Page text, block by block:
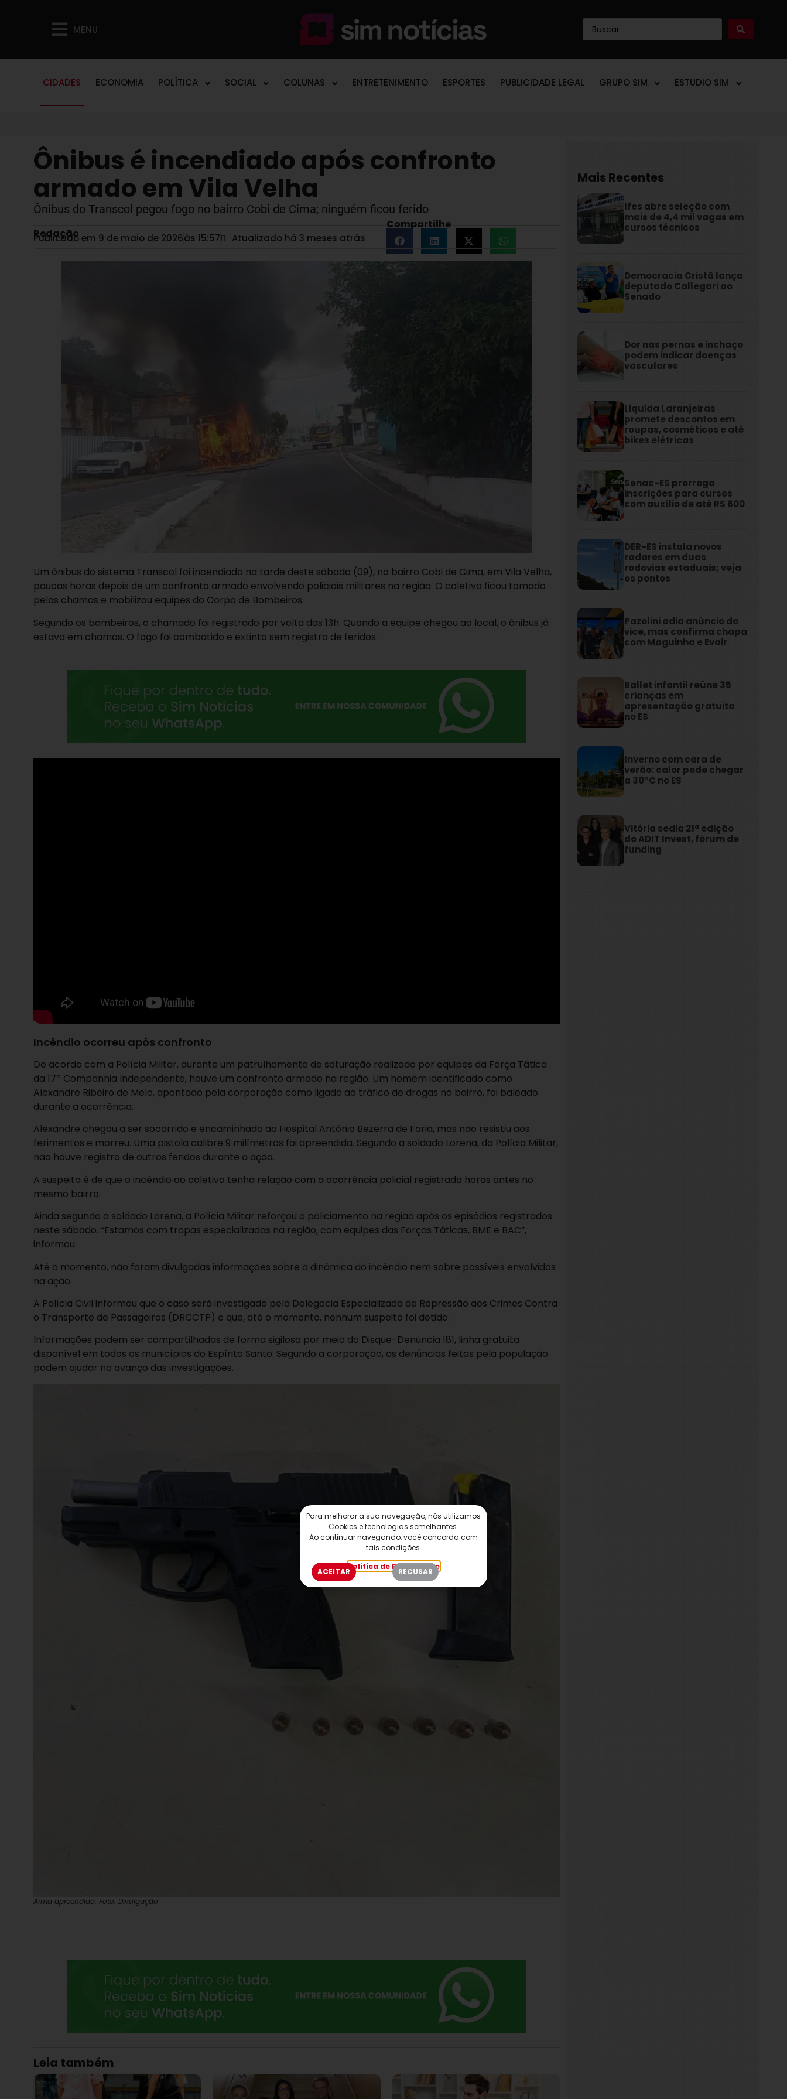
MENU
CIDADES ECONOMIA POLÍTICA SOCIAL COLUNAS ENTRETENIMENTO ESPORTES PUBLICIDADE LEGAL GRUPO SIM ESTUDIO SIM
Ônibus é incendiado após confronto
armado em Vila Velha
Ônibus do Transcol pegou fogo no bairro Cobi de Cima; ninguém ficou ferido
Redação
Publicado em 9 de maio de 2026às 15:57 Atualizado há 3 meses atrás
Compartilhe
Um ônibus do sistema Transcol foi incendiado na tarde deste sábado (09), no bairro Cobi de Cima, em Vila Velha,
poucas horas depois de um confronto armado envolvendo policiais militares na região. O coletivo ficou tomado
pelas chamas e mobilizou equipes do Corpo de Bombeiros.
Segundo os bombeiros, o chamado foi registrado por volta das 13h. Quando a equipe chegou ao local, o ônibus já
estava em chamas. O fogo foi combatido e extinto sem registro de feridos.
Incêndio ocorreu após confronto
De acordo com a Polícia Militar, durante um patrulhamento de saturação realizado por equipes da Força Tática
da 17ª Companhia Independente, houve um confronto armado na região. Um homem identificado como
Alexandre Ribeiro de Melo, apontado pela corporação como ligado ao tráfico de drogas no bairro, foi baleado
durante a ocorrência.
Alexandre chegou a ser socorrido e encaminhado ao Hospital Antônio Bezerra de Faria, mas não resistiu aos
ferimentos e morreu. Uma pistola calibre 9 milímetros foi apreendida. Segundo a soldado Lorena, da Polícia Militar,
não houve registro de outros feridos durante a ação.
A suspeita é de que o incêndio ao coletivo tenha relação com a ocorrência policial registrada horas antes no
mesmo bairro.
Ainda segundo a soldado Lorena, a Polícia Militar reforçou o policiamento na região após os episódios registrados
neste sábado. “Estamos com tropas especializadas na região, com equipes das Forças Táticas, BME e BAC”,
informou.
Até o momento, não foram divulgadas informações sobre a dinâmica do incêndio nem sobre possíveis envolvidos
na ação.
A Polícia Civil informou que o caso será investigado pela Delegacia Especializada de Repressão aos Crimes Contra
o Transporte de Passageiros (DRCCTP) e que, até o momento, nenhum suspeito foi detido.
Informações podem ser compartilhadas de forma sigilosa por meio do Disque-Denúncia 181, linha gratuita
disponível em todos os municípios do Espírito Santo. Segundo a corporação, as denúncias feitas pela população
podem ajudar no avanço das investigações.
Arma apreendida. Foto: Divulgação
Leia também
Mais Recentes
Ifes abre seleção com
mais de 4,4 mil vagas em
cursos técnicos
Democracia Cristã lança
deputado Callegari ao
Senado
Dor nas pernas e inchaço
podem indicar doenças
vasculares
Liquida Laranjeiras
promete descontos em
roupas, cosméticos e até
bikes elétricas
Senac-ES prorroga
inscrições para cursos
com auxílio de até R$ 600
DER-ES instala novos
radares em duas
rodovias estaduais; veja
os pontos
Pazolini adia anúncio do
vice, mas confirma chapa
com Maguinha e Evair
Ballet infantil reúne 35
crianças em
apresentação gratuita
no ES
Inverno com cara de
verão: calor pode chegar
a 30°C no ES
Vitória sedia 21ª edição
do ADIT Invest, fórum de
funding
Para melhorar a sua navegação, nós utilizamos
Cookies e tecnologias semelhantes.
Ao continuar navegando, você concorda com
tais condições.
Política de Privacidade
ACEITAR RECUSAR